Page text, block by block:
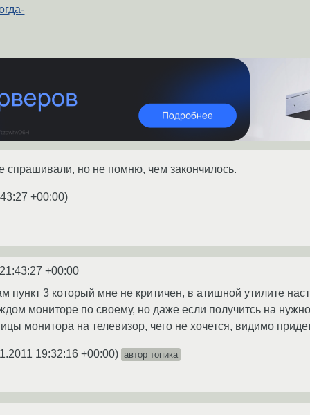
спрашивали, но не помню, чем закончилось.
+00:00)
+00:00
пункт 3 который мне не критичен, в атишной утилите
мониторе по своему, но даже если получитсь на
монитора на телевизор, чего не хочется, видимо
19:32:16 +00:00) автор топика